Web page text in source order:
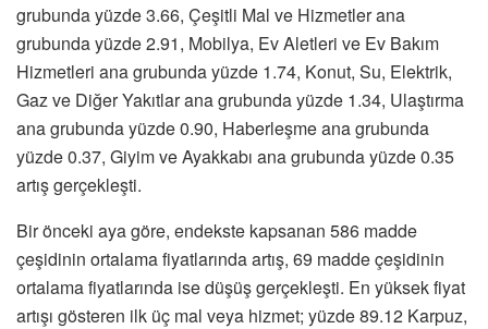
grubunda yüzde 3.66, Çeşitli Mal ve Hizmetler ana
grubunda yüzde 2.91, Mobilya, Ev Aletleri ve Ev Bakım
Hizmetleri ana grubunda yüzde 1.74, Konut, Su, Elektrik,
Gaz ve Diğer Yakıtlar ana grubunda yüzde 1.34, Ulaştırma
ana grubunda yüzde 0.90, Haberleşme ana grubunda
yüzde 0.37, Giyim ve Ayakkabı ana grubunda yüzde 0.35
artış gerçekleşti.
Bir önceki aya göre, endekste kapsanan 586 madde
çeşidinin ortalama fiyatlarında artış, 69 madde çeşidinin
ortalama fiyatlarında ise düşüş gerçekleşti. En yüksek fiyat
artışı gösteren ilk üç mal veya hizmet; yüzde 89.12 Karpuz,